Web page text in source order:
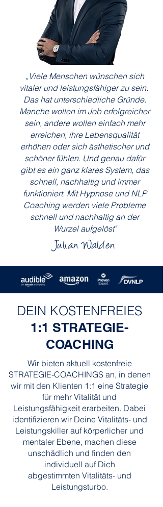
„ Viele Menschen wünschen sich
vitaler und leistungsfähiger zu sein.
Das hat unterschiedliche Gründe.
Manche wollen im Job erfolgreicher
sein, andere wollen einfach mehr
erreichen, ihre Lebensqualität
erhöhen oder sich ästhetischer und
schöner fühlen. Und genau dafür
gibt es ein ganz klares System, das
schnell, nachhaltig und immer
funktioniert. Mit Hypnose und NLP
Coaching werden viele Probleme
schnell und nachhaltig an der
Wurzel aufgelöst"
Julian Walden
DEIN KOSTENFREIES
1:1 STRATEGIE-
COACHING
Wir bieten aktuell kostenfreie
STRATEGIE-COACHINGS an, in denen
wir mit den Klienten 1:1 eine Strategie
für mehr Vitalität und
Leistungsfähigkeit erarbeiten. Dabei
identifizieren wir Deine Vitalitäts- und
Leistungskiller auf körperlicher und
mentaler Ebene, machen diese
unschädlich und finden den
individuell auf Dich
abgestimmten Vitalitäts- und
Leistungsturbo.